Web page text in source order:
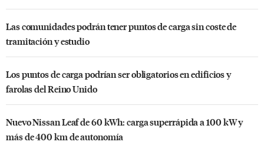
Las comunidades podrán tener puntos de carga sin coste de
tramitación y estudio
Los puntos de carga podrían ser obligatorios en edificios y
farolas del Reino Unido
Nuevo Nissan Leaf de 60 kWh: carga superrápida a 100 kW y
más de 400 km de autonomía